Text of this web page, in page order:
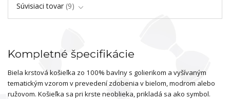
Súvisiaci tovar 9
Kompletné špecifikácie
Biela krstová košieľka zo 100% bavlny s golierikom a vyšívaným
tematickým vzorom v prevedení zdobenia v bielom, modrom alebo
ružovom. Košieľka sa pri krste neoblieka, prikladá sa ako symbol.